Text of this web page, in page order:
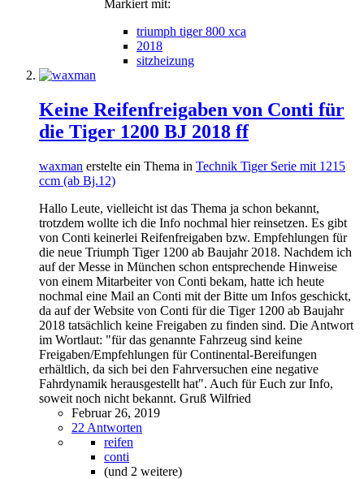
Markiert mit:
triumph tiger 800 xca
2018
sitzheizung
Keine Reifenfreigaben von Conti für
die Tiger 1200 BJ 2018 ff
waxman erstelte ein Thema in Technik Tiger Serie mit 1215
ccm (ab Bj.12)
Hallo Leute, vielleicht ist das Thema ja schon bekannt,
trotzdem wollte ich die Info nochmal hier reinsetzen. Es gibt
von Conti keinerlei Reifenfreigaben bzw. Empfehlungen für
die neue Triumph Tiger 1200 ab Baujahr 2018. Nachdem ich
auf der Messe in München schon entsprechende Hinweise
von einem Mitarbeiter von Conti bekam, hatte ich heute
nochmal eine Mail an Conti mit der Bitte um Infos geschickt,
da auf der Website von Conti für die Tiger 1200 ab Baujahr
2018 tatsächlich keine Freigaben zu finden sind. Die Antwort
im Wortlaut: "für das genannte Fahrzeug sind keine
Freigaben/Empfehlungen für Continental-Bereifungen
erhältlich, da sich bei den Fahrversuchen eine negative
Fahrdynamik herausgestellt hat". Auch für Euch zur Info,
soweit noch nicht bekannt. Gruß Wilfried
Februar 26, 2019
22 Antworten
reifen
conti
(und 2 weitere)